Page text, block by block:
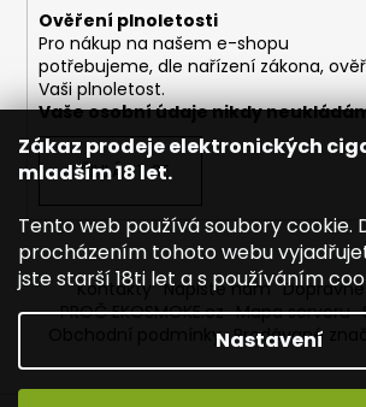
Zákaz prodeje elektronických
mladším 18 let.
Tento web používá soubory cookie.
procházením tohoto webu
jste starší 18ti let a s používáním
Nastavení
Ověření plnoletosti
Pro nákup na našem e-shopu
potřebujeme, dle nařízení zákona,
Vaši plnoletost.
Vaše osobní údaje nikdy
PŘIHLÁSIT SE
Kontakty Napište nám
PROČ EKOSMOKE.cz Mapa serveru
Obchodní podmínky Prodávané